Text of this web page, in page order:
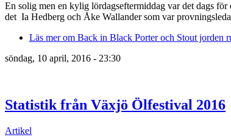
En solig men en kylig lördagseftermiddag var det dags
det Ia Hedberg och Åke Wallander som var
Läs merom Back in Black Porter och Stout jorden
söndag, 10 april, 2016 - 23:30
Statistik från Växjö Ölfestival 2016
Artikel